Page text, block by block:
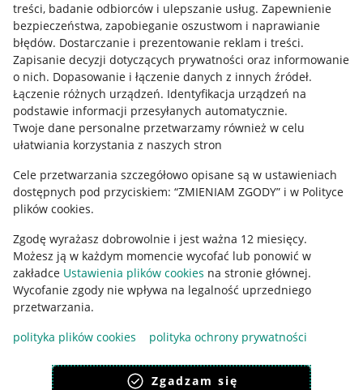
treści, badanie odbiorców i ulepszanie usług. Zapewnienie
bezpieczeństwa, zapobieganie oszustwom i naprawianie
błędów. Dostarczanie i prezentowanie reklam i treści.
Zapisanie decyzji dotyczących prywatności oraz informowanie
o nich. Dopasowanie i łączenie danych z innych źródeł.
Łączenie różnych urządzeń. Identyfikacja urządzeń na
podstawie informacji przesyłanych automatycznie.
Twoje dane personalne przetwarzamy również w celu
ułatwiania korzystania z naszych stron
Cele przetwarzania szczegółowo opisane są w ustawieniach
dostępnych pod przyciskiem: “ZMIENIAM ZGODY” i w Polityce
plików cookies.
Zgodę wyrażasz dobrowolnie i jest ważna 12 miesięcy.
Możesz ją w każdym momencie wycofać lub ponowić w
zakładce Ustawienia plików cookies na stronie głównej.
Wycofanie zgody nie wpływa na legalność uprzedniego
przetwarzania.
polityka plików cookies
polityka ochrony prywatności
Zgadzam się
Mapa miejscowości
Informacje prawne
Regulamin
Polityka plików "cookies"
Ustawienia plików "cookies"
Udostępnianie lokalizacji
Informacje dla Aktu o Usługach Cyfrowych
Pobierz aplikację